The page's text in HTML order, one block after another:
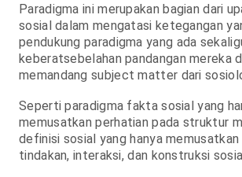
Paradigma ini merupakan bagian dari
sosial dalam mengatasi ketegangan
pendukung paradigma yang ada
keberatsebelahan pandangan mereka
memandang subject matter dari
Seperti paradigma fakta sosial yang
memusatkan perhatian pada struktur
definisi sosial yang hanya
tindakan, interaksi, dan konstruksi